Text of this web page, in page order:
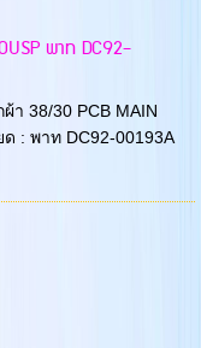
พาท DC92-
า 38/30 PCB MAIN
ด : พาท DC92-00193A